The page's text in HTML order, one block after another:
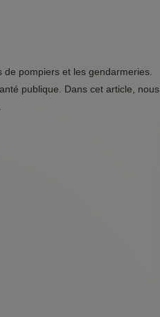
pompiers et les gendarmeries.
publique. Dans cet article, nous